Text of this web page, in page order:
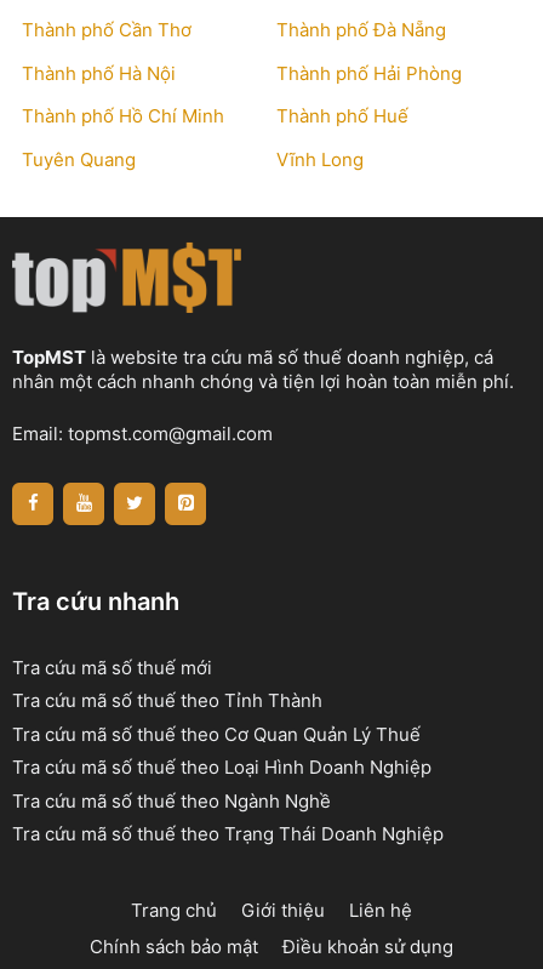
Thành phố Cần Thơ
Thành phố Đà Nẵng
Thành phố Hà Nội
Thành phố Hải Phòng
Thành phố Hồ Chí Minh
Thành phố Huế
Tuyên Quang
Vĩnh Long
TopMST là website tra cứu mã số thuế doanh nghiệp, cá
nhân một cách nhanh chóng và tiện lợi hoàn toàn miễn phí.
Email: topmst.com@gmail.com
Tra cứu nhanh
Tra cứu mã số thuế mới
Tra cứu mã số thuế theo Tỉnh Thành
Tra cứu mã số thuế theo Cơ Quan Quản Lý Thuế
Tra cứu mã số thuế theo Loại Hình Doanh Nghiệp
Tra cứu mã số thuế theo Ngành Nghề
Tra cứu mã số thuế theo Trạng Thái Doanh Nghiệp
Trang chủ Giới thiệu
Liên hệ
Chính sách bảo mật
Điều khoản sử dụng